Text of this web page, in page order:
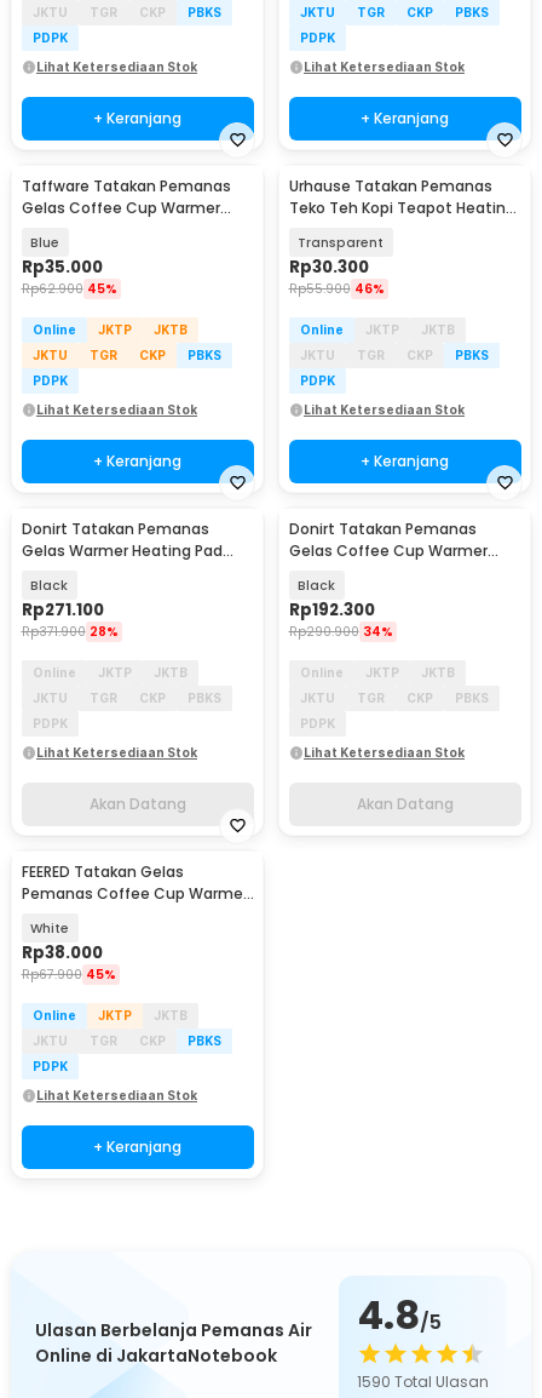
JKTU TGR CKP
PBKS
PDPK
Lihat Ketersediaan Stok
+ Keranjang
JKTU TGR CKP
PBKS
PDPK
Lihat Ketersediaan Stok
+ Keranjang
Taffware Tatakan Pemanas
Gelas Coffee Cup Warmer
NB03
Blue
Rp35.000
Rp62.900 45%
Online JKTP
JKTB
JKTU
TGR CKP
PBKS
PDPK
Lihat Ketersediaan Stok
+ Keranjang
Urhause Tatakan Pemanas
Teko Teh Kopi Teapot Heating
Transparent
Rp30.300
Rp55.900 46%
Online JKTP
JKTB
JKTU
TGR CKP
PBKS
PDPK
Lihat Ketersediaan Stok
+ Keranjang
Akan Datang
Donirt Tatakan Pemanas
Gelas Warmer Heating Pad
Black
Rp271.100
Rp371.900 28%
Online JKTP
JKTB
JKTU
TGR CKP
PBKS
PDPK
Lihat Ketersediaan Stok
Akan Datang
Akan Datang
Donirt Tatakan Pemanas
Gelas Coffee Cup Warmer
Black
Rp192.300
Rp290.900 34%
Online JKTP
JKTB
JKTU
TGR CKP
PBKS
PDPK
Lihat Ketersediaan Stok
Akan Datang
FEERED Tatakan Gelas
Pemanas Coffee Cup Warmer
White
Rp38.000
Rp67.900 45%
Online JKTP
JKTB
JKTU
TGR CKP
PBKS
PDPK
Lihat Ketersediaan Stok
+ Keranjang
Ulasan Berbelanja Pemanas Air
Online di JakartaNotebook
4.8/5
1590 Total Ulasan